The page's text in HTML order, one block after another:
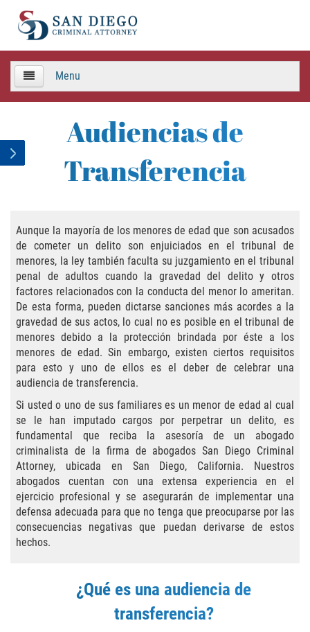
Menu
Criminal Defense
Areas de Practica
Asalto y Agresión
Agresión Agravada
Agresión Contra un Agente del Orden
Público
Asalto Contra Un Funcionario Público
Asalto con Arma Mortal
Asalto Con Químicos Cáusticos
Asalto Simple
Asuntos posteriores a la condena
Certificado de Rehabilitación
Eliminación de Antecedentes Penales
Audiencias de
Transferencia
Aunque la mayoría de los menores de edad que son acusados
de cometer un delito son enjuiciados en el tribunal de
menores, la ley también faculta su juzgamiento en el tribunal
penal de adultos cuando la gravedad del delito y otros
factores relacionados con la conducta del menor lo ameritan.
De esta forma, pueden dictarse sanciones más acordes a la
gravedad de sus actos, lo cual no es posible en el tribunal de
menores debido a la protección brindada por éste a los
menores de edad. Sin embargo, existen ciertos requisitos
para esto y uno de ellos es el deber de celebrar una
audiencia de transferencia.
Si usted o uno de sus familiares es un menor de edad al cual
se le han imputado cargos por perpetrar un delito, es
fundamental que reciba la asesoría de un abogado
criminalista de la firma de abogados San Diego Criminal
Attorney, ubicada en San Diego, California. Nuestros
abogados cuentan con una extensa experiencia en el
ejercicio profesional y se asegurarán de implementar una
defensa adecuada para que no tenga que preocuparse por las
consecuencias negativas que puedan derivarse de estos
hechos.
¿Qué es una audiencia de
transferencia?